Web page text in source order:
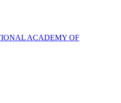
ACADEMY OF